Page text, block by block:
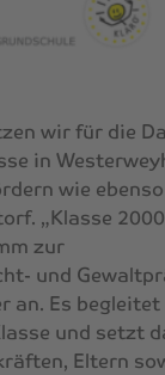
wir für die
in
wie
„Klasse
zur
und
an. Es
und setzt
Eltern